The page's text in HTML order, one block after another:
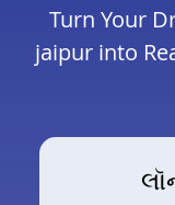
Turn Your
jaipur into